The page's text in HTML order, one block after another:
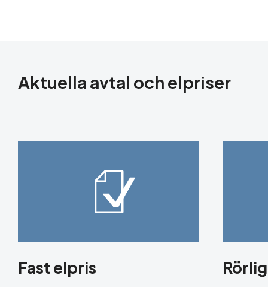
Aktuella avtal och elpriser
Fast elpris